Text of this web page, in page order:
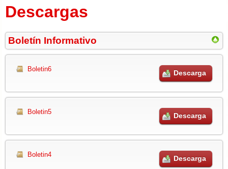
Descargas
Boletín Informativo
Boletin6 Descarga
Boletin5 Descarga
Boletin4 Descarga